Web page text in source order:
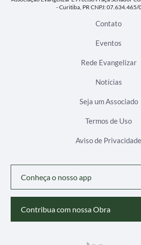
- Curitiba, PRCNPJ:
Contato
Eventos
Rede Evangelizar
Notícias
Seja um Associado
Termos de Uso
Aviso de Privacidade
Conheça o nosso app
Contribua com nossa Obra